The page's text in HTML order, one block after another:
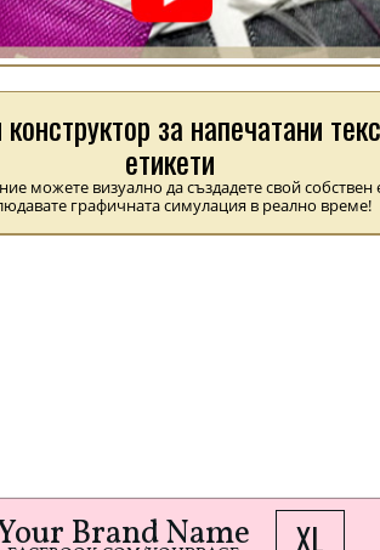
за напечатани
етикети
можете визуално да създадете свой собствен
графичната симулация в реално време!